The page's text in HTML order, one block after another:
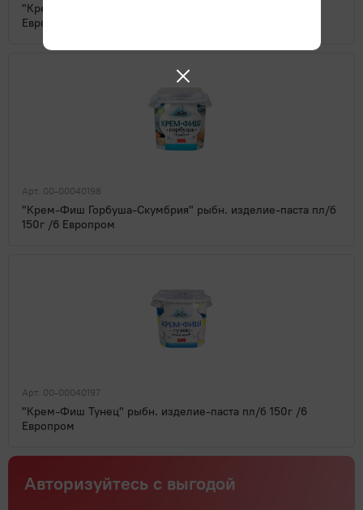
"Крем-Фиш Треска" рыбн. изделие-паста пл/б 150г /6
Европром
Арт. 00-00040198
"Крем-Фиш Горбуша-Скумбрия" рыбн. изделие-паста пл/б
150г /6 Европром
Арт. 00-00040197
"Крем-Фиш Тунец" рыбн. изделие-паста пл/б 150г /6
Европром
Авторизуйтесь с выгодой